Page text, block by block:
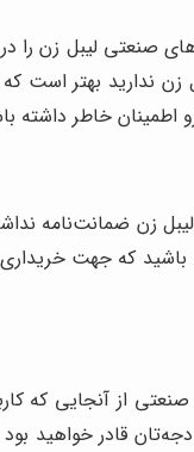
صنعتی لیبل زن را
ندارید بهتر است
اطمینان خاطر داشته
ضمانت‌نامه
که جهت
از آنجایی که
قادر خواهید